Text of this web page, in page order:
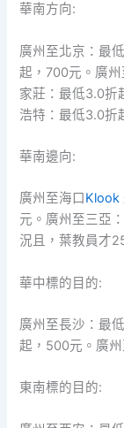
華南方向:
廣州至北京：最
起，700元。廣
家莊：最低3.0折
浩特：最低3.0折
華南邊向:
廣州至海口 Klook
元。廣州至三亞
況且，葉教員才
華中標的目的:
廣州至長沙：最
起，500元。廣
東南標的目的: